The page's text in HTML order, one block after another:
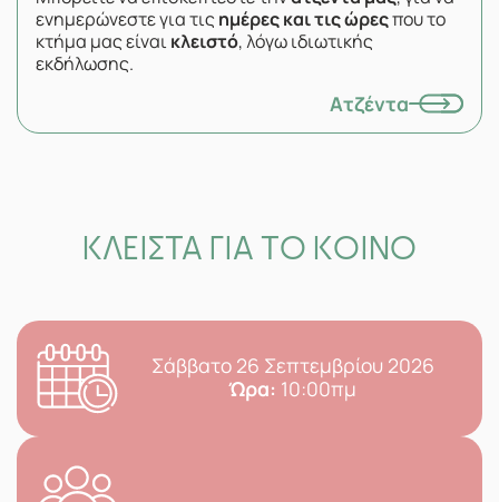
ενημερώνεστε για τιςημέρες και τις ώρεςπου το
κτήμα μας είναικλειστό, λόγω ιδιωτικής
εκδήλωσης.
Ατζέντα
ΚΛΕΙΣΤΑ ΓΙΑ ΤΟ ΚΟΙΝΟ
Σάββατο 26 Σεπτεμβρίου 2026
Ώρα: 10:00πμ